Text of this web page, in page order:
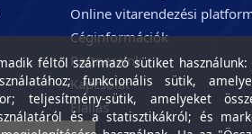
Online vitarendezési
Céginformációk
Partnereink
Kapcsolat
Elállás
féltől származó sütiket használunk:
funkcionális sütik,
teljesítmény-sütik, amelyeket
és a statisztikákról; és